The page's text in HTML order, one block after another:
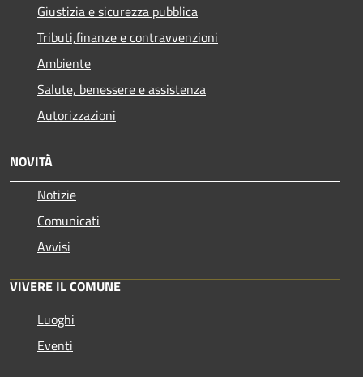
Giustizia e sicurezza pubblica
Tributi,finanze e contravvenzioni
Ambiente
Salute, benessere e assistenza
Autorizzazioni
NOVITÀ
Notizie
Comunicati
Avvisi
VIVERE IL COMUNE
Luoghi
Eventi